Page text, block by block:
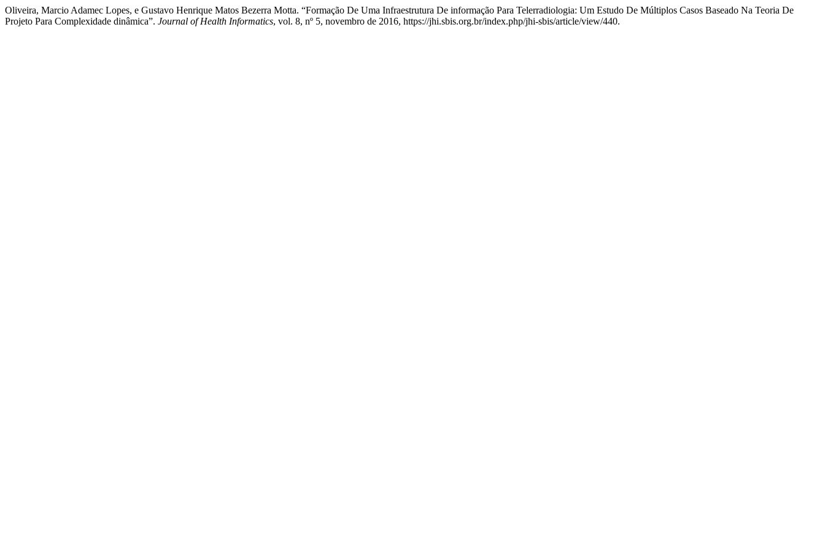
Oliveira, Marcio Adamec Lopes, e Gustavo Henrique Matos Bezerra Motta. “Formação De Uma Infraestrutura De informação Para Telerradiologia: Um Estudo De Múltiplos Casos Baseado Na Teoria De
Projeto Para Complexidade dinâmica”. Journal of Health Informatics, vol. 8, nº 5, novembro de 2016, https://jhi.sbis.org.br/index.php/jhi-sbis/article/view/440.